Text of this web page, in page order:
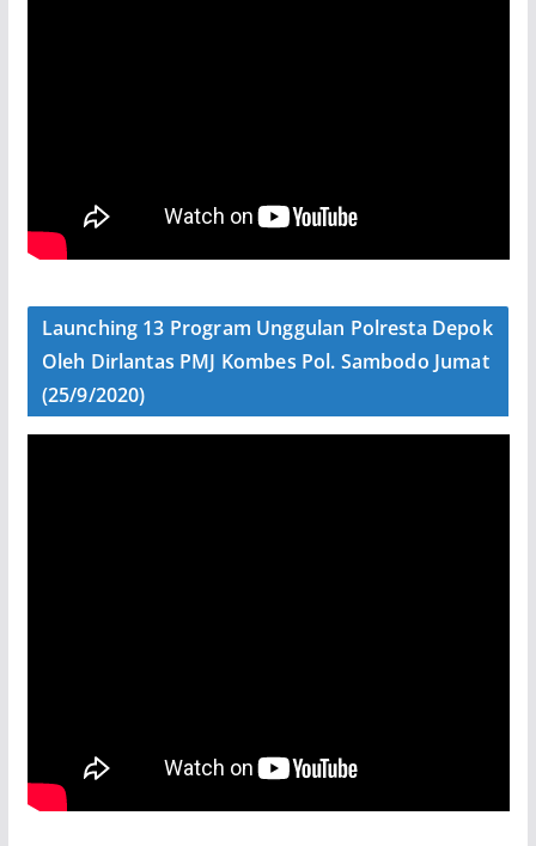
Launching 13 Program Unggulan Polresta Depok
Oleh Dirlantas PMJ Kombes Pol. Sambodo Jumat
(25/9/2020)